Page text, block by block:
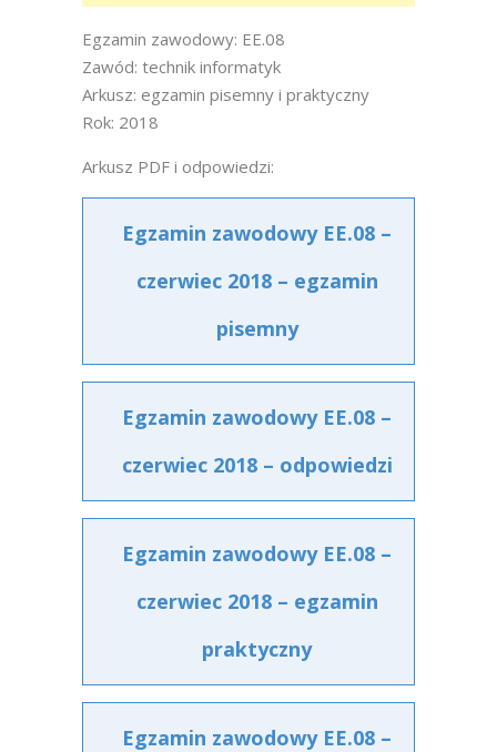
Egzamin zawodowy: EE.08
Zawód: technik informatyk
Arkusz: egzamin pisemny i praktyczny
Rok: 2018
Arkusz PDF i odpowiedzi:
Egzamin zawodowy EE.08 –
czerwiec 2018 – egzamin
pisemny
Egzamin zawodowy EE.08 –
czerwiec 2018 – odpowiedzi
Egzamin zawodowy EE.08 –
czerwiec 2018 – egzamin
praktyczny
Egzamin zawodowy EE.08 –